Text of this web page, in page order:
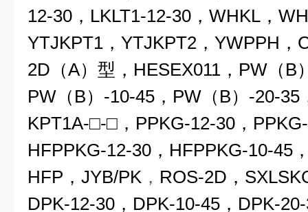
12-30，LKLT1-12-30，WHKL，
YTJKPT1，YTJKPT2，YWPPH，
2D（A） 型，HESEX011，PW（B
PW（B）-10-45，PW（B）-20-35
KPT1A-□-□，PPKG-12-30，
HFPPKG-12-30，HFPPKG-10-45
HFP ，JYB/PK ， ROS-2D ，
DPK-12-30，DPK-10-45，DPK-